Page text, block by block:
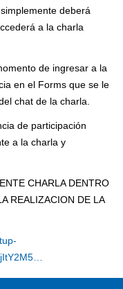
deberá
a la charla
de ingresar a la
en el Forms que se le
chat de la charla.
de participación
a la charla y
CHARLA DENTRO
REALIZACION DE LA